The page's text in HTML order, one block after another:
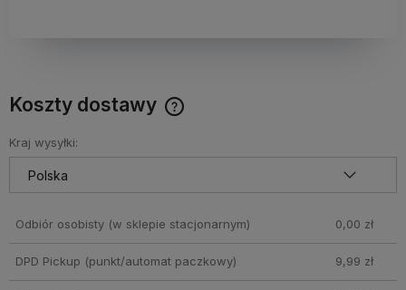
Koszty dostawy
Kraj wysyłki:
Odbiór osobisty(w sklepie stacjonarnym) 0,00 zł
DPD Pickup (punkt/automat paczkowy) 9,99 zł